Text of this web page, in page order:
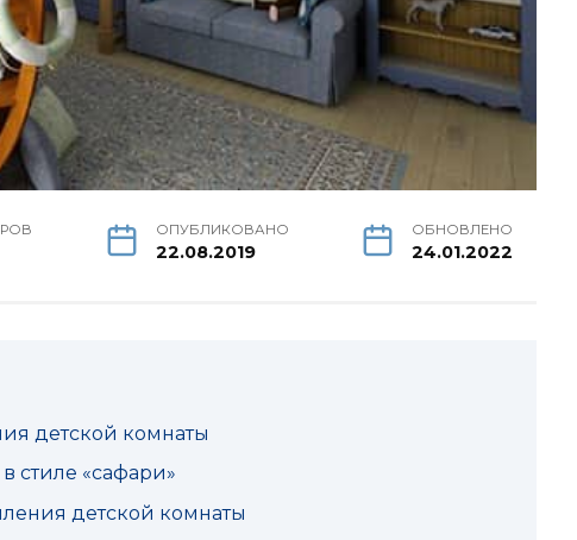
ОПУБЛИКОВАНО
22.08.2019
ОБНОВЛЕНО
24.01.2022
детской комнаты
стиле «сафари»
детской комнаты